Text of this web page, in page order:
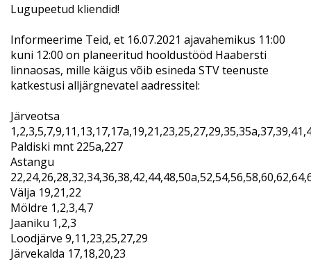
Lugupeetud kliendid!
Informeerime Teid, et 16.07.2021 ajavahemikus 11:00
kuni 12:00 on planeeritud hooldustööd Haabersti
linnaosas, mille käigus võib esineda STV teenuste
katkestusi alljärgnevatel aadressitel:
Järveotsa
Paldiski mnt 225a,227
Astangu
Välja 19,21,22
Möldre 1,2,3,4,7
Jaaniku 1,2,3
Loodjärve 9,11,23,25,27,29
Järvekalda 17,18,20,23